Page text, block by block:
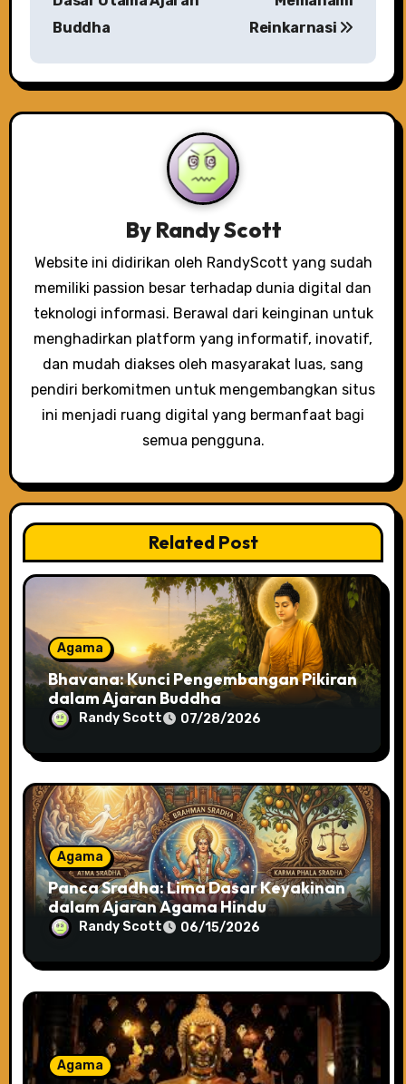
n
a
a
t
i
o
n
Buddha
Reinkarnasi
By Randy Scott
Website ini didirikan oleh RandyScott yang sudah
memiliki passion besar terhadap dunia digital dan
teknologi informasi. Berawal dari keinginan untuk
menghadirkan platform yang informatif, inovatif,
dan mudah diakses oleh masyarakat luas, sang
pendiri berkomitmen untuk mengembangkan situs
ini menjadi ruang digital yang bermanfaat bagi
semua pengguna.
Related Post
Agama
Bhavana: Kunci Pengembangan Pikiran
dalam Ajaran Buddha
Randy Scott 07/28/2026
Agama
Panca Sradha: Lima Dasar Keyakinan
dalam Ajaran Agama Hindu
Randy Scott 06/15/2026
Agama